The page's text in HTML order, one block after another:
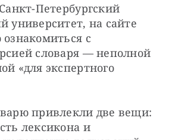
Петербургский
университет, на сайте
с
словаря — неполной
«для экспертного
привлекли две вещи:
лексикона и